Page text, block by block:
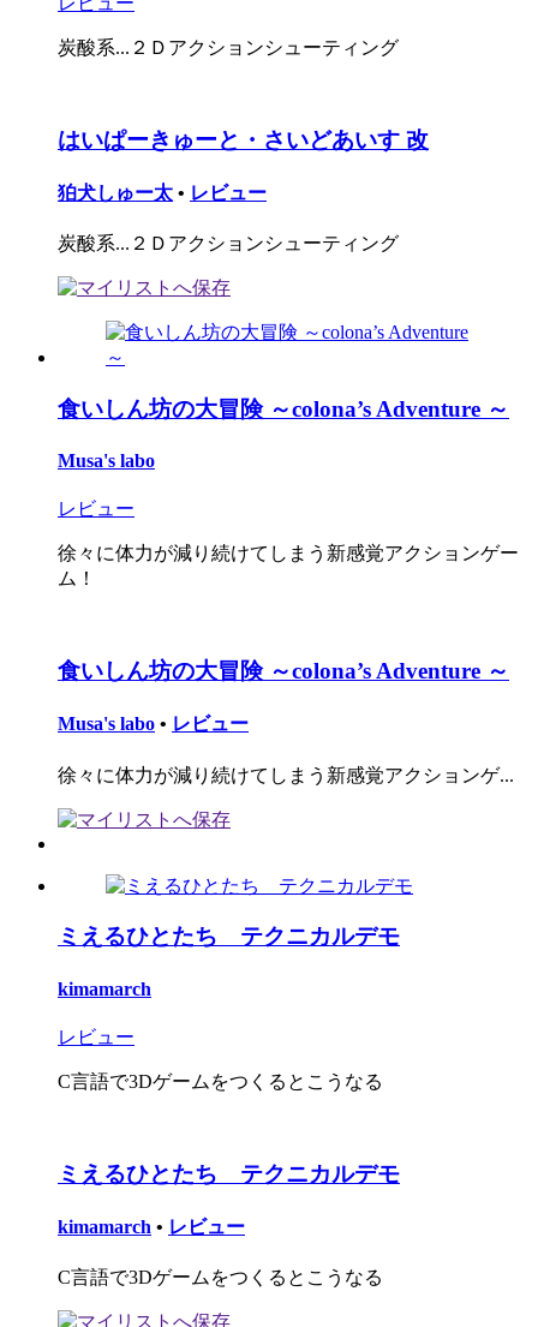
炭酸系...２Ｄアクションシューティング
はいぱーきゅーと・さいどあいす 改
狛犬しゅー太 • レビュー
炭酸系...２Ｄアクションシューティング
食いしん坊の大冒険 ～colona’s Adventure ～
Musa's labo
レビュー
徐々に体力が減り続けてしまう新感覚アクションゲー
ム！
食いしん坊の大冒険 ～colona’s Adventure ～
Musa's labo • レビュー
徐々に体力が減り続けてしまう新感覚アクションゲ...
ミえるひとたち テクニカルデモ
kimamarch
レビュー
C言語で3Dゲームをつくるとこうなる
ミえるひとたち テクニカルデモ
kimamarch • レビュー
C言語で3Dゲームをつくるとこうなる